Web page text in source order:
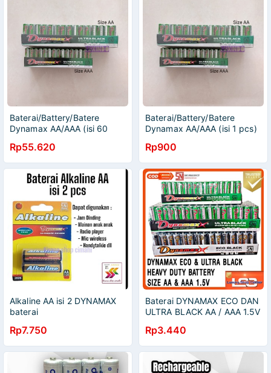
Baterai/Battery/Batere
Dynamax AA/AAA (isi 60
Rp55.620
Baterai/Battery/Batere
Dynamax AA/AAA (isi 1 pcs)
Rp900
Alkaline AA isi 2 DYNAMAX
baterai
Rp7.750
Baterai DYNAMAX ECO DAN
ULTRA BLACK AA / AAA 1.5V
Rp3.440